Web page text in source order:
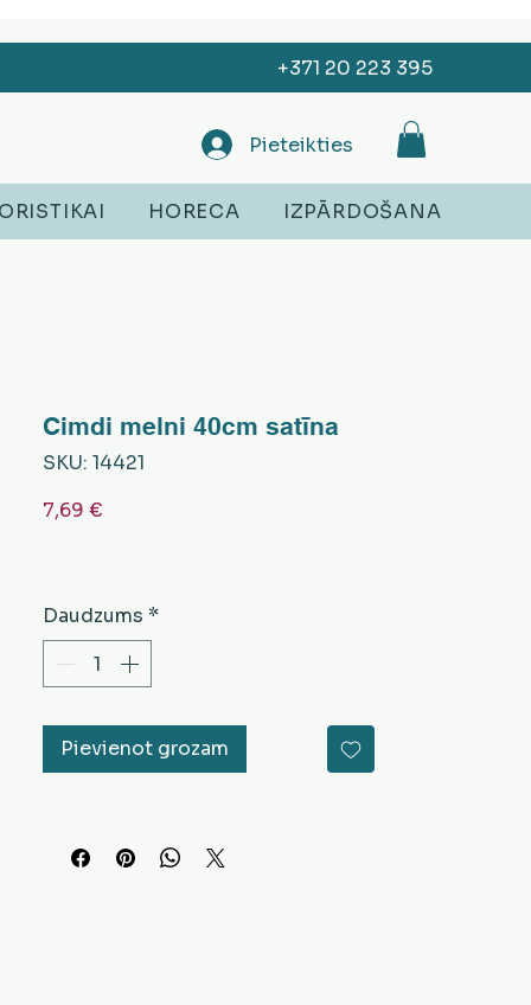
+371 20 223 395
Pieteikties
HORECA IZPĀRDOŠANA
Cimdi melni 40cm satīna
SKU: 14421
7,69 €
Daudzums *
Pievienot grozam